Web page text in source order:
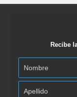
Recibe